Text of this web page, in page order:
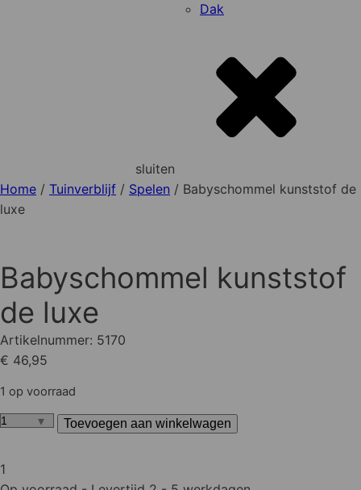
Dak
sluiten
Home / Tuinverblijf / Spelen / Babyschommel kunststof de
luxe
Babyschommel kunststof
de luxe
Artikelnummer: 5170
€ 46,95
1 op voorraad
Babyschommel
de
Toevoegen aan winkelwagen
1